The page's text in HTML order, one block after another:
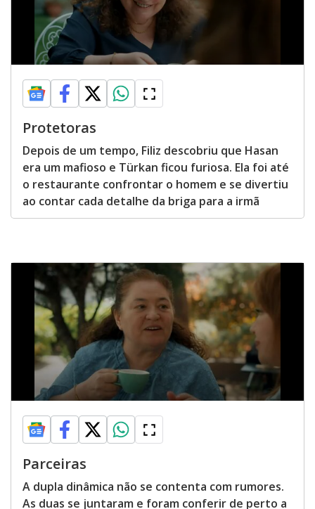
Protetoras
Depois de um tempo, Filiz descobriu que Hasan
era um mafioso e Türkan ficou furiosa. Ela foi até
o restaurante confrontar o homem e se divertiu
ao contar cada detalhe da briga para a irmã
Parceiras
A dupla dinâmica não se contenta com rumores.
As duas se juntaram e foram conferir de perto a